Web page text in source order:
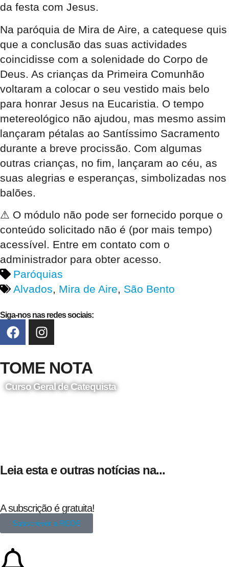
da festa com Jesus.
Na paróquia de Mira de Aire, a catequese quis
que a conclusão das suas actividades
coincidisse com a solenidade do Corpo de
Deus. As crianças da Primeira Comunhão
voltaram a colocar o seu vestido mais belo
para honrar Jesus na Eucaristia. O tempo
metereológico não ajudou, mas mesmo assim
lançaram pétalas ao Santíssimo Sacramento
durante a breve procissão. Com algumas
outras crianças, no fim, lançaram ao céu, as
suas alegrias e esperanças, simbolizadas nos
balões.
⚠ O módulo não pode ser fornecido porque o
conteúdo solicitado não é (por mais tempo)
acessível. Entre em contato com o
administrador para obter acesso.
Paróquias
Alvados, Mira de Aire, São Bento
Siga-nos nas redes sociais:
TOME NOTA
Curso Geral de Catequista
Leia esta e outras notícias na...
A subscrição é gratuita!
Subscrever a REDE